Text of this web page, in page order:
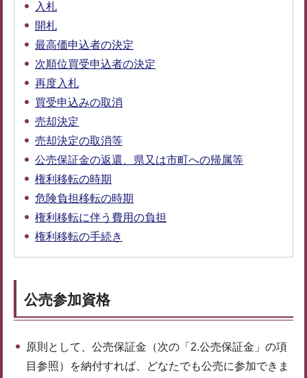
入札
開札
最高価申込者の決定
次順位買受申込者の決定
再度入札
買受申込みの取消
売却決定
売却決定の取消等
公売保証金の返還、県又は市町への帰属等
権利移転の時期
危険負担移転の時期
権利移転に伴う費用の負担
権利移転の手続き
公売参加資格
原則として、公売保証金（次の「2.公売保証金」の項
目参照）を納付すれば、どなたでも公売に参加できま